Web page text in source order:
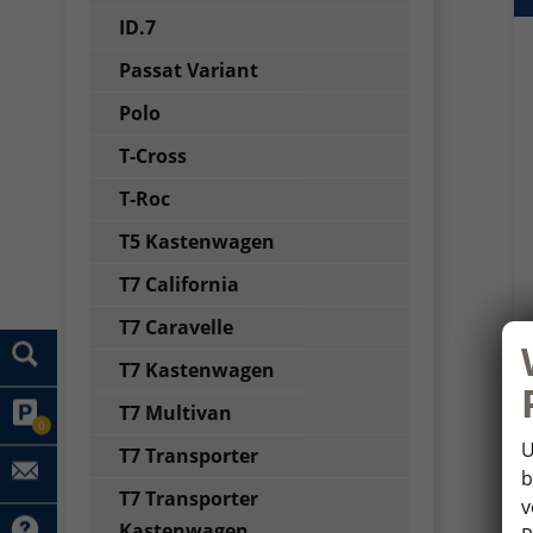
0
ID.7
Passat Variant
Polo
T-Cross
T-Roc
T5 Kastenwagen
T7 California
T7 Caravelle
T7 Kastenwagen
T7 Multivan
T7 Transporter
T7 Transporter